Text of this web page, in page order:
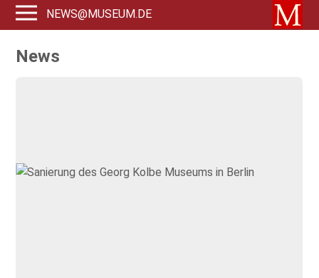
NEWS@MUSEUM.DE
News